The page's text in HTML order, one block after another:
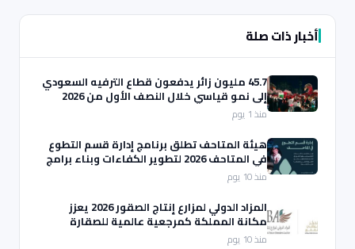
أخبار ذات صلة
45.7 مليون زائر يدفعون قطاع الترفيه السعودي
إلى نمو قياسي خلال النصف الأول من 2026
منذ 1 يوم
هيئة المتاحف تطلق برنامج إدارة قسم التطوع
في المتاحف 2026 لتطوير الكفاءات وبناء برامج
تطوعية مستدامة
منذ 10 يوم
المزاد الدولي لمزارع إنتاج الصقور 2026 يعزز
مكانة المملكة كمرجعية عالمية للصقارة
منذ 10 يوم